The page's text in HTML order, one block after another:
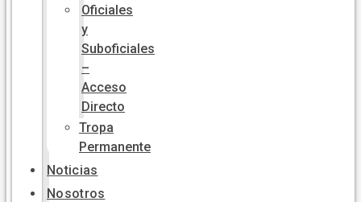
Oficiales
y
Suboficiales
–
Acceso
Directo
Tropa
Permanente
Noticias
Nosotros